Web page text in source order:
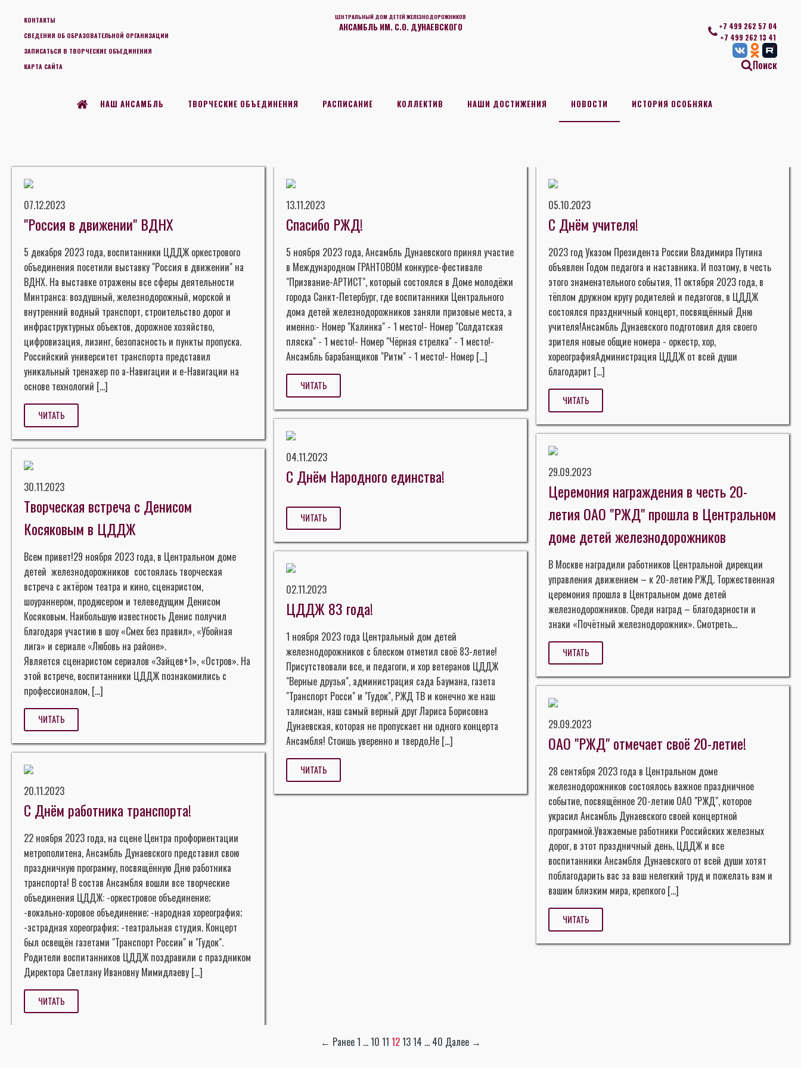
КОНТАКТЫ
СВЕДЕНИЯ ОБ ОБРАЗОВАТЕЛЬНОЙ ОРГАНИЗАЦИИ
ЗАПИСАТЬСЯ В ТВОРЧЕСКИЕ ОБЪЕДИНЕНИЯ
КАРТА САЙТА
ЦЕНТРАЛЬНЫЙ ДОМ ДЕТЕЙ ЖЕЛЕЗНОДОРОЖНИКОВ
АНСАМБЛЬ ИМ. С.О. ДУНАЕВСКОГО
+7 499 262 57 04
+7 499 262 13 41
Поиск
НАШ АНСАМБЛЬ ТВОРЧЕСКИЕ ОБЪЕДИНЕНИЯ РАСПИСАНИЕ КОЛЛЕКТИВ НАШИ ДОСТИЖЕНИЯ НОВОСТИ ИСТОРИЯ ОСОБНЯКА
07.12.2023
"Россия в движении" ВДНХ
5 декабря 2023 года, воспитанники ЦДДЖ оркестрового
объединения посетили выставку "Россия в движении" на
ВДНХ. На выставке отражены все сферы деятельности
Минтранса: воздушный, железнодорожный, морской и
внутренний водный транспорт, строительство дорог и
инфраструктурных объектов, дорожное хозяйство,
цифровизация, лизинг, безопасность и пункты пропуска.
Российский университет транспорта представил
уникальный тренажер по а-Навигации и е-Навигации на
основе технологий […]
ЧИТАТЬ
30.11.2023
Творческая встреча с Денисом
Косяковым в ЦДДЖ
Всем привет!29 ноября 2023 года, в Центральном доме
детей железнодорожников состоялась творческая
встреча с актёром театра и кино, сценаристом,
шоураннером, продюсером и телеведущим Денисом
Косяковым. Наибольшую известность Денис получил
благодаря участию в шоу «Смех без правил», «Убойная
лига» и сериале «Любовь на районе».
Является сценаристом сериалов «Зайцев+1», «Остров». На
этой встрече, воспитанники ЦДДЖ познакомились с
профессионалом, […]
ЧИТАТЬ
20.11.2023
С Днём работника транспорта!
22 ноября 2023 года, на сцене Центра профориентации
метрополитена, Ансамбль Дунаевского представил свою
праздничную программу, посвящённую Дню работника
транспорта! В состав Ансамбля вошли все творческие
объединения ЦДДЖ: -оркестровое объединение;
-вокально-хоровое объединение; -народная хореография;
-эстрадная хореография; -театральная студия. Концерт
был освещён газетами "Транспорт России" и "Гудок".
Родители воспитанников ЦДДЖ поздравили с праздником
Директора Светлану Ивановну Мимидлаеву […]
ЧИТАТЬ
13.11.2023
Спасибо РЖД!
5 ноября 2023 года, Ансамбль Дунаевского принял участие
в Международном ГРАНТОВОМ конкурсе-фестивале
"Призвание-АРТИСТ", который состоялся в Доме молодёжи
города Санкт-Петербург, где воспитанники Центрального
дома детей железнодорожников заняли призовые места, а
именно:- Номер "Калинка" - 1 место!- Номер "Солдатская
пляска" - 1 место!- Номер "Чёрная стрелка" - 1 место!-
Ансамбль барабанщиков "Ритм" - 1 место!- Номер […]
ЧИТАТЬ
04.11.2023
С Днём Народного единства!
ЧИТАТЬ
02.11.2023
ЦДДЖ 83 года!
1 ноября 2023 года Центральный дом детей
железнодорожников с блеском отметил своё 83-летие!
Присутствовали все, и педагоги, и хор ветеранов ЦДДЖ
"Верные друзья", администрация сада Баумана, газета
"Транспорт Росси" и "Гудок", РЖД ТВ и конечно же наш
талисман, наш самый верный друг Лариса Борисовна
Дунаевская, которая не пропускает ни одного концерта
Ансамбля! Стоишь уверенно и твердо,Не […]
ЧИТАТЬ
05.10.2023
С Днём учителя!
2023 год Указом Президента России Владимира Путина
объявлен Годом педагога и наставника. И поэтому, в честь
этого знаменательного события, 11 октября 2023 года, в
тёплом дружном кругу родителей и педагогов, в ЦДДЖ
состоялся праздничный концерт, посвящённый Дню
учителя!Ансамбль Дунаевского подготовил для своего
зрителя новые общие номера - оркестр, хор,
хореографияАдминистрация ЦДДЖ от всей души
благодарит […]
ЧИТАТЬ
29.09.2023
Церемония награждения в честь 20-
летия ОАО "РЖД" прошла в Центральном
доме детей железнодорожников
В Москве наградили работников Центральной дирекции
управления движением – к 20-летию РЖД. Торжественная
церемония прошла в Центральном доме детей
железнодорожников. Среди наград – благодарности и
знаки «Почётный железнодорожник». Смотреть...
ЧИТАТЬ
29.09.2023
ОАО "РЖД" отмечает своё 20-летие!
28 сентября 2023 года в Центральном доме
железнодорожников состоялось важное праздничное
событие, посвящённое 20-летию ОАО "РЖД", которое
украсил Ансамбль Дунаевского своей концертной
программой.Уважаемые работники Российских железных
дорог, в этот праздничный день, ЦДДЖ и все
воспитанники Ансамбля Дунаевского от всей души хотят
поблагодарить вас за ваш нелегкий труд и пожелать вам и
вашим близким мира, крепкого […]
ЧИТАТЬ
← Ранее1 …10 11 121314 … 40 Далее →